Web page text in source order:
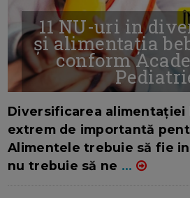
11 NU-uri in
și alimentația
conform
Diversificarea alimentației
extrem de importantă
Alimentele trebuie să fie
nu trebuie să ne ...